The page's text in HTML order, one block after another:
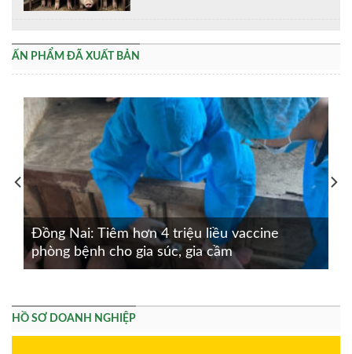
ẤN PHẨM ĐÃ XUẤT BẢN
Đồng Nai: Tiêm hơn 4 triệu liều vaccine
phòng bệnh cho gia súc, gia cầm
HỒ SƠ DOANH NGHIỆP